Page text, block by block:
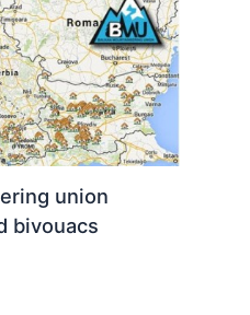
union
bivouacs